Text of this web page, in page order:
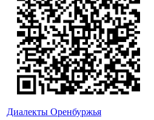
Диалекты Оренбуржья